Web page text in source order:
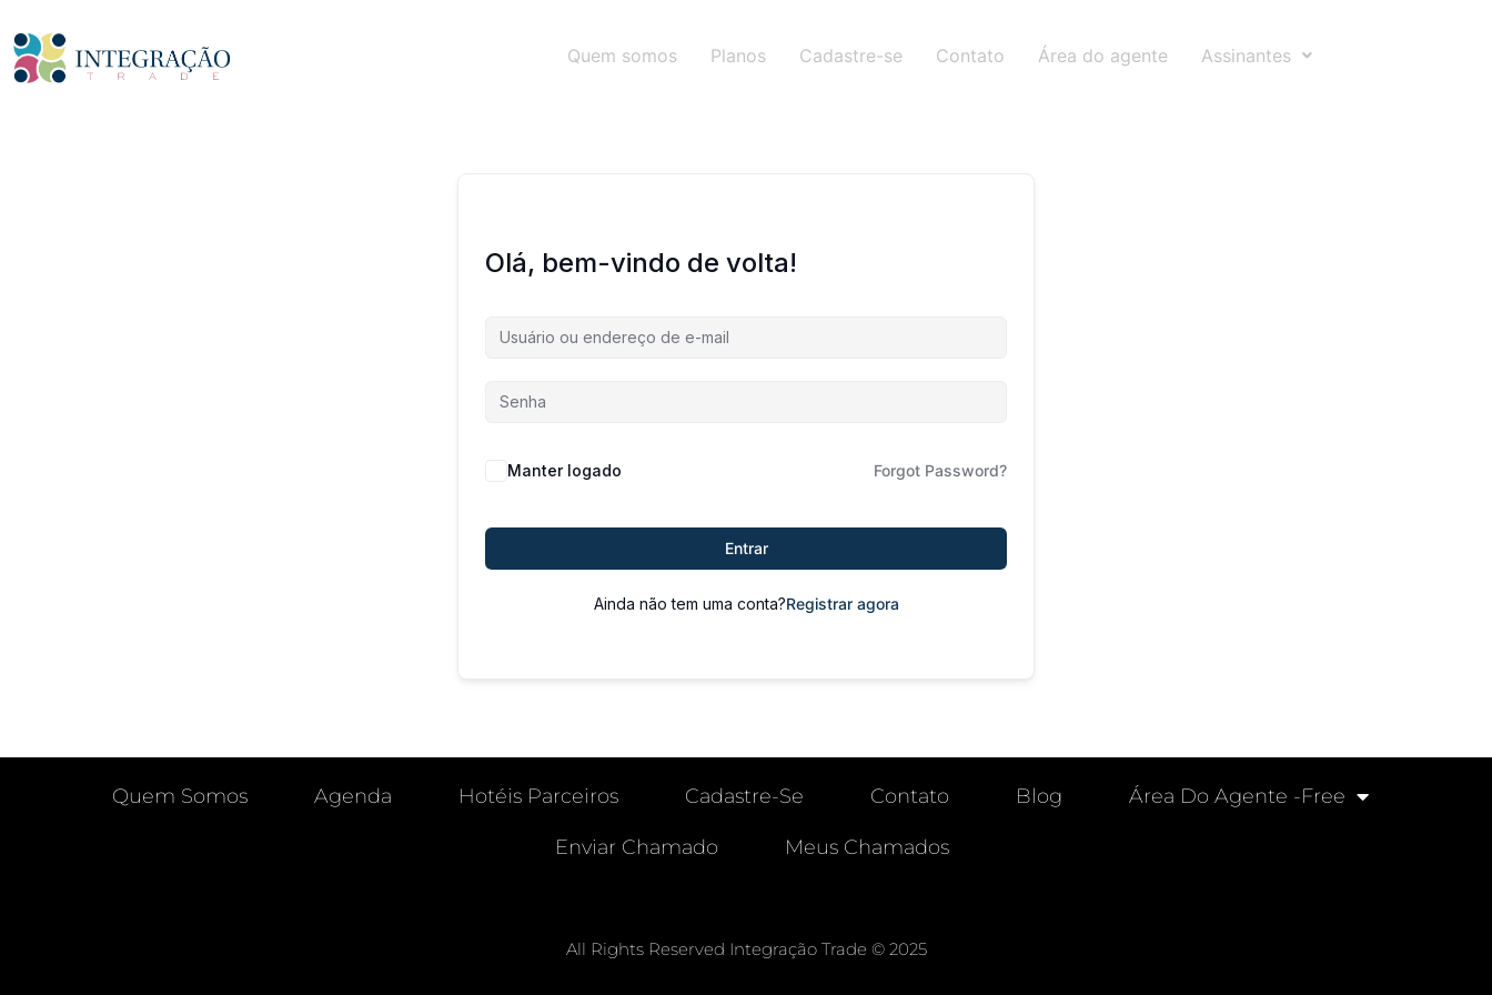
Quem somos Planos Cadastre-se Contato Área do agente Assinantes
Olá, bem-vindo de volta!
Manter logado Forgot Password?
Entrar
Ainda não tem uma conta?Registrar agora
Quem Somos Agenda Hotéis Parceiros Cadastre-Se Contato Blog Área Do Agente -free
Enviar Chamado Meus Chamados
All Rights Reserved Integração Trade © 2025